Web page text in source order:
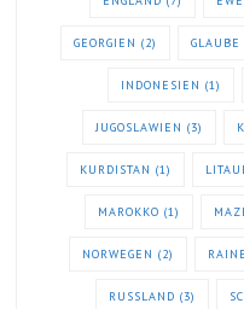
GEORGIEN (2) GLAUBE
INDONESIEN (1)
JUGOSLAWIEN (3)
KURDISTAN (1)
MAROKKO (1)
NORWEGEN (2)
RUSSLAND (3)